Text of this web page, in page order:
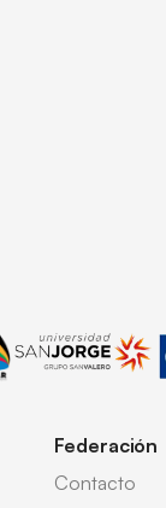
Federación
Contacto